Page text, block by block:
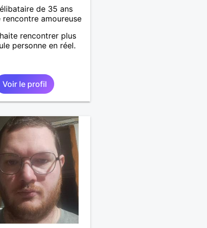
de 35 ans
rencontre amoureuse
rencontrer plus
personne en réel.
Voir le profil